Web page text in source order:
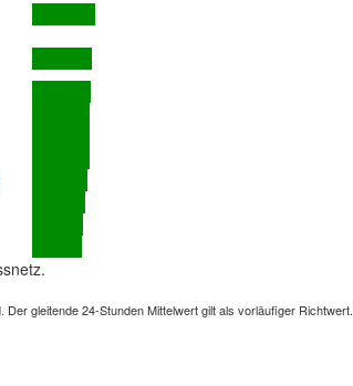
gleitende 24-Stunden Mittelwert gilt als vorläufiger Richtwert.